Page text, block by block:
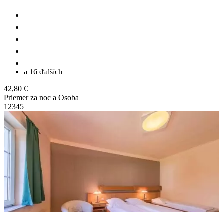
a 16 ďalších
42,80 €
Priemer za noc a Osoba
1 2345